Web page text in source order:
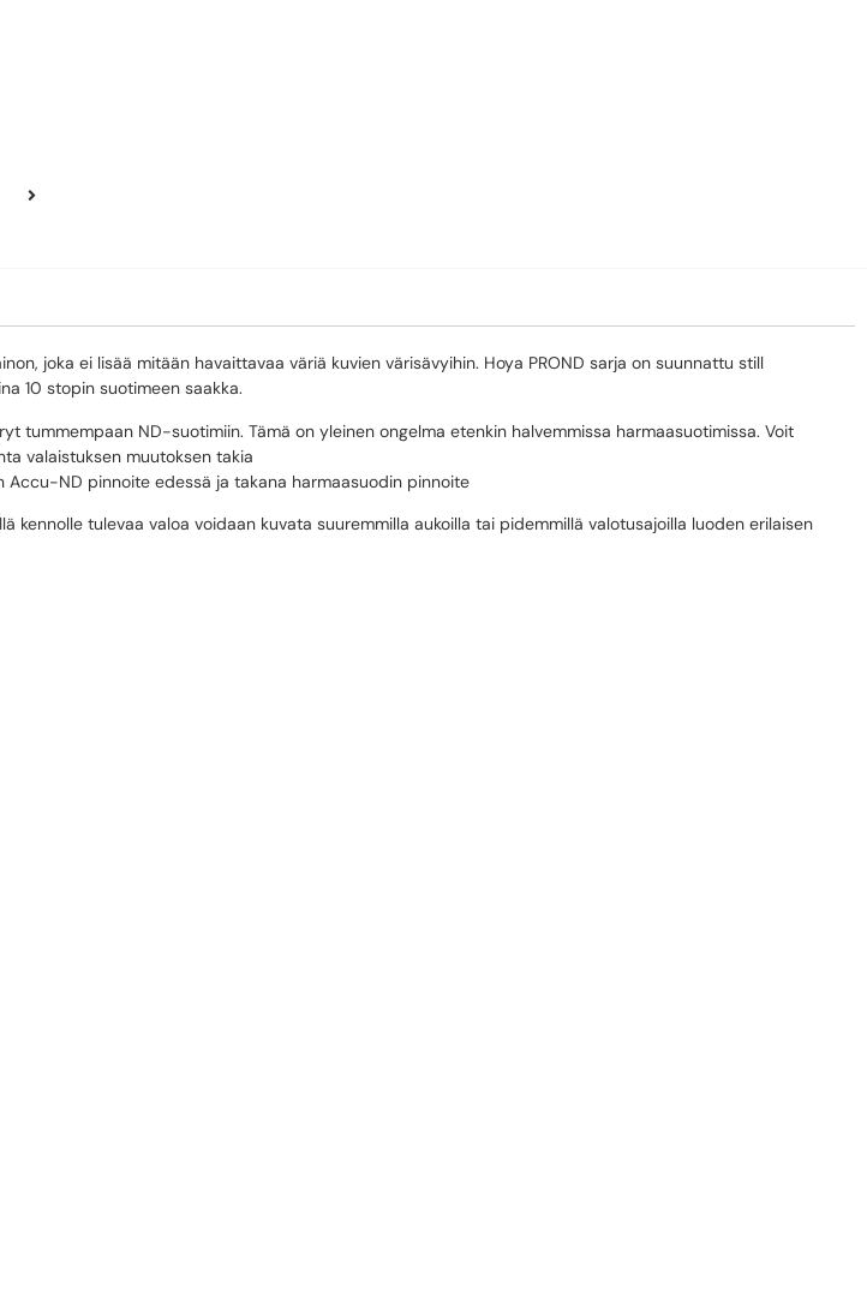
joka ei lisää mitään havaittavaa väriä kuvien värisävyihin. Hoya PROND sarja on suunnattu still
10 stopin suotimeen saakka.
ND-suotimiin. Tämä on yleinen ongelma etenkin halvemmissa harmaasuotimissa. Voit
valaistuksen muutoksen takia
ND pinnoite edessä ja takana harmaasuodin pinnoite
tulevaa valoa voidaan kuvata suuremmilla aukoilla tai pidemmillä valotusajoilla luoden erilaisen